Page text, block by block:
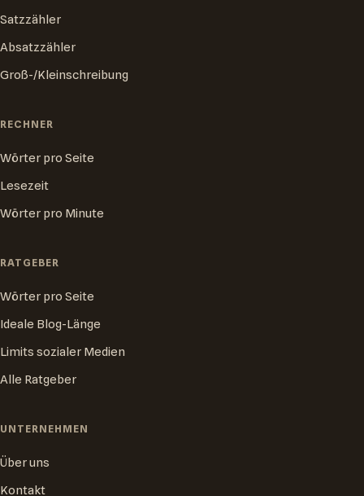
Satzzähler
Absatzzähler
Groß-/Kleinschreibung
RECHNER
Wörter pro Seite
Lesezeit
Wörter pro Minute
RATGEBER
Wörter pro Seite
Ideale Blog-Länge
Limits sozialer Medien
Alle Ratgeber
UNTERNEHMEN
Über uns
Kontakt